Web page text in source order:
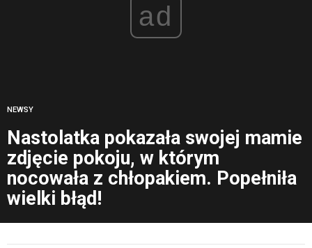
ad
NEWSY
Nastolatka pokazała swojej mamie
zdjęcie pokoju, w którym
nocowała z chłopakiem. Popełniła
wielki błąd!